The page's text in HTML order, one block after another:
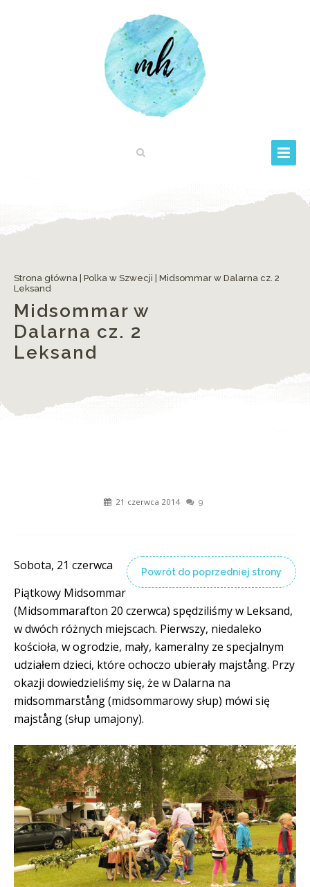
Strona główna Polka w Szwecji
Midsommar w Dalarna cz. 2
Leksand
Midsommar w
Dalarna cz. 2
Leksand
21 czerwca 2014 9
Powrót do poprzedniej strony
Sobota, 21 czerwca
Piątkowy Midsommar
(Midsommarafton 20 czerwca) spędziliśmy w Leksand,
w dwóch różnych miejscach. Pierwszy, niedaleko
kościoła, w ogrodzie, mały, kameralny ze specjalnym
udziałem dzieci, które ochoczo ubierały majstång. Przy
okazji dowiedzieliśmy się, że w Dalarna na
midsommarstång (midsommarowy słup) mówi się
majstång (słup umajony).